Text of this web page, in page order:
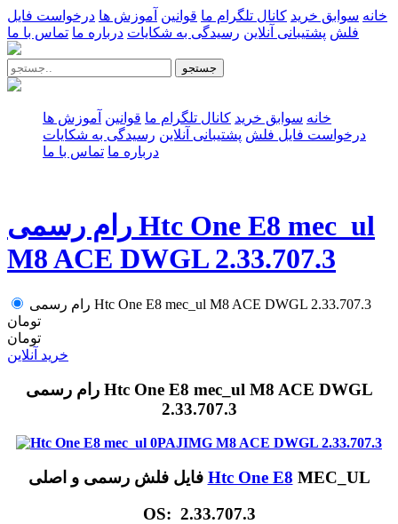
خانه سوابق خرید کانال تلگرام ما قوانین آموزش ها درخواست فایل
فلش پشتیبانی آنلاین رسیدگی به شکایات درباره ما تماس با ما
جستجو
خانه سوابق خرید کانال تلگرام ما قوانین آموزش ها
درخواست فایل فلش پشتیبانی آنلاین رسیدگی به شکایات
درباره ما تماس با ما
رام رسمی Htc One E8 mec_ul
M8 ACE DWGL 2.33.707.3
رام رسمی Htc One E8 mec_ul M8 ACE DWGL 2.33.707.3
تومان
تومان
خرید آنلاین
رام رسمی Htc One E8 mec_ul M8 ACE DWGL
2.33.707.3
فایل فلش رسمی و اصلی Htc One E8 MEC_UL
OS: 2.33.707.3